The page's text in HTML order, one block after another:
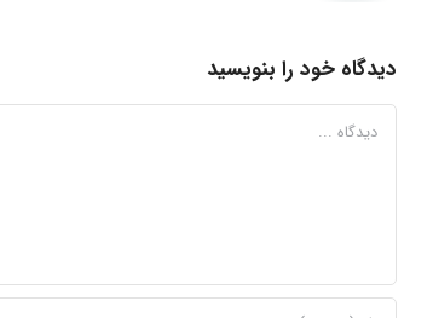
دیدگاه خود را بنویسید
دیدگاه